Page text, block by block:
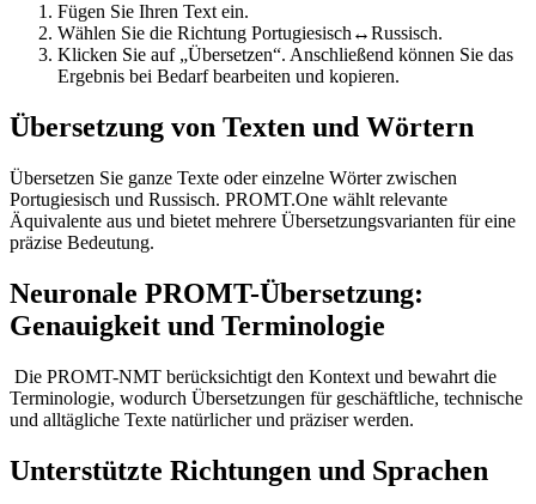
Fügen Sie Ihren Text ein.
Wählen Sie die Richtung Portugiesisch↔Russisch.
Klicken Sie auf „Übersetzen“. Anschließend können Sie das
Ergebnis bei Bedarf bearbeiten und kopieren.
Übersetzung von Texten und Wörtern
Übersetzen Sie ganze Texte oder einzelne Wörter zwischen
Portugiesisch und Russisch. PROMT.One wählt relevante
Äquivalente aus und bietet mehrere Übersetzungsvarianten für eine
präzise Bedeutung.
Neuronale PROMT-Übersetzung:
Genauigkeit und Terminologie
Die PROMT-NMT berücksichtigt den Kontext und bewahrt die
Terminologie, wodurch Übersetzungen für geschäftliche, technische
und alltägliche Texte natürlicher und präziser werden.
Unterstützte Richtungen und Sprachen